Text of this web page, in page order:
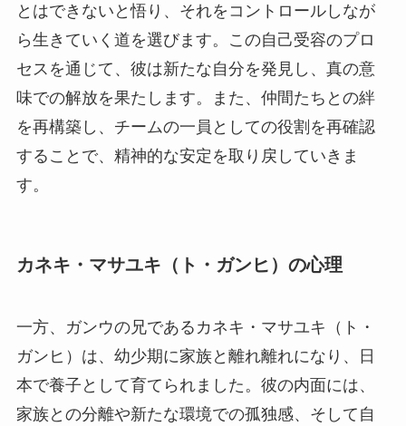
とはできないと悟り、それをコントロールしなが
ら生きていく道を選びます。この自己受容のプロ
セスを通じて、彼は新たな自分を発見し、真の意
味での解放を果たします。また、仲間たちとの絆
を再構築し、チームの一員としての役割を再確認
することで、精神的な安定を取り戻していきま
す。
カネキ・マサユキ（ト・ガンヒ）の心理
一方、ガンウの兄であるカネキ・マサユキ（ト・
ガンヒ）は、幼少期に家族と離れ離れになり、日
本で養子として育てられました。彼の内面には、
家族との分離や新たな環境での孤独感、そして自